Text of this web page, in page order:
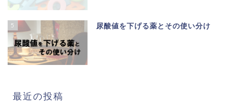
5 尿酸値を下げる薬とその使い分け
最近の投稿